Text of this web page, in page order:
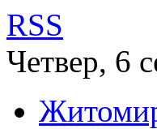
RSS
Четвер, 6